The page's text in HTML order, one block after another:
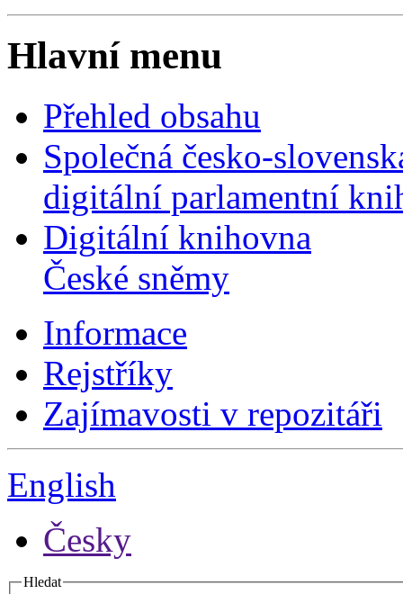
Hlavní menu
Přehled obsahu
Společná česko-
digitální parlamentní
Digitální knihovna
České sněmy
Informace
Rejstříky
Zajímavosti v repozitáři
English
Česky
Hledat